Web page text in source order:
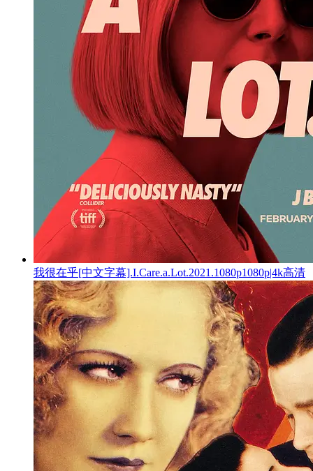
我很在乎[中文字幕].I.Care.a.Lot.2021.1080p1080p|4k高清